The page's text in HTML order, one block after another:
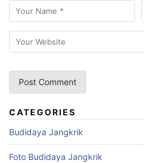
CATEGORIES
Budidaya Jangkrik
Foto Budidaya Jangkrik